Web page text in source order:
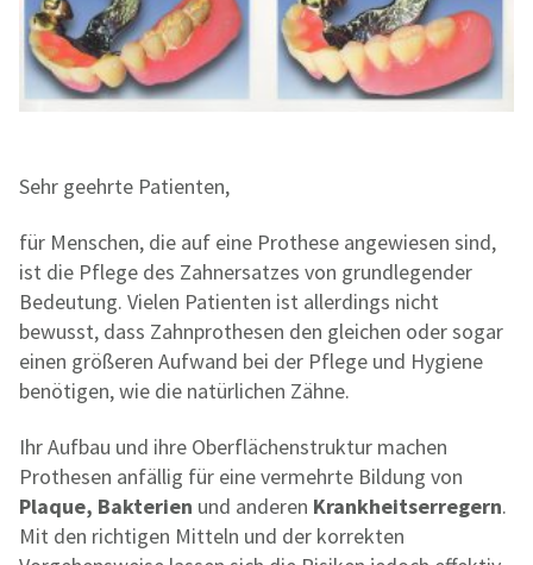
Sehr geehrte Patienten,
für Menschen, die auf eine Prothese angewiesen sind,
ist die Pflege des Zahnersatzes von grundlegender
Bedeutung. Vielen Patienten ist allerdings nicht
bewusst, dass Zahnprothesen den gleichen oder sogar
einen größeren Aufwand bei der Pflege und Hygiene
benötigen, wie die natürlichen Zähne.
Ihr Aufbau und ihre Oberflächenstruktur machen
Prothesen anfällig für eine vermehrte Bildung von
Plaque, Bakterien und anderen Krankheitserregern.
Mit den richtigen Mitteln und der korrekten